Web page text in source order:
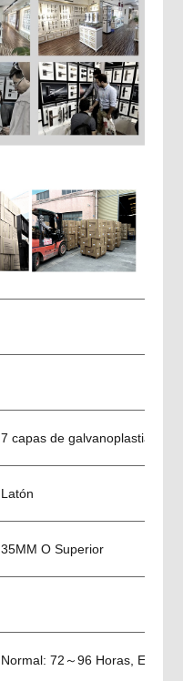
7 capas de galvanoplastia de
Latón
35MM O Superior
Normal: 72～96 Horas,